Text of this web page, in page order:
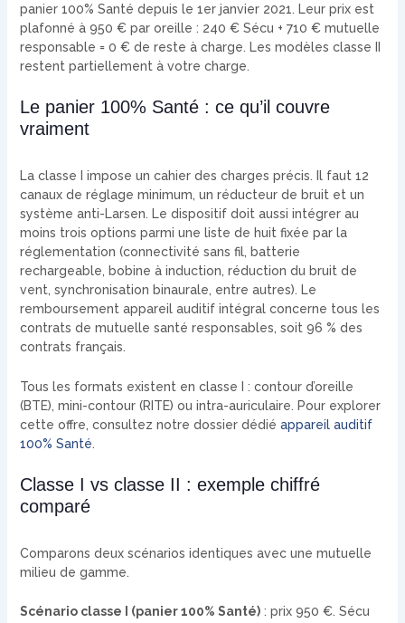
panier 100% Santé depuis le 1er janvier 2021. Leur prix est
plafonné à 950 € par oreille : 240 € Sécu + 710 € mutuelle
responsable = 0 € de reste à charge. Les modèles classe II
restent partiellement à votre charge.
Le panier 100% Santé : ce qu’il couvre
vraiment
La classe I impose un cahier des charges précis. Il faut 12
canaux de réglage minimum, un réducteur de bruit et un
système anti-Larsen. Le dispositif doit aussi intégrer au
moins trois options parmi une liste de huit fixée par la
réglementation (connectivité sans fil, batterie
rechargeable, bobine à induction, réduction du bruit de
vent, synchronisation binaurale, entre autres). Le
remboursement appareil auditif intégral concerne tous les
contrats de mutuelle santé responsables, soit 96 % des
contrats français.
Tous les formats existent en classe I : contour d’oreille
(BTE), mini-contour (RITE) ou intra-auriculaire. Pour explorer
cette offre, consultez notre dossier dédié appareil auditif
100% Santé.
Classe I vs classe II : exemple chiffré
comparé
Comparons deux scénarios identiques avec une mutuelle
milieu de gamme.
Scénario classe I (panier 100% Santé): prix 950 €. Sécu